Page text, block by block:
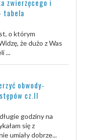
zwierzęcego i
tabela
o którym
że dużo z Was
...
obwody-
cz.II
godziny na
się z
umiały dobrze...